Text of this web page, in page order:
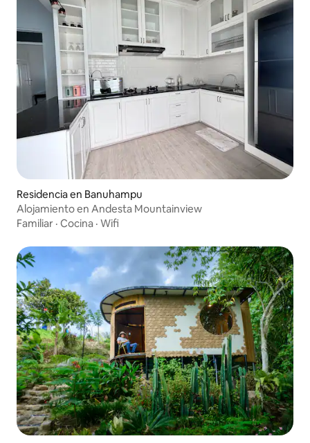
Residencia en Banuhampu
Alojamiento en Andesta Mountainview
Familiar · Cocina · Wifi